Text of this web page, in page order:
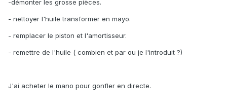
-démonter les grosse pièces.
- nettoyer l'huile transformer en mayo.
- remplacer le piston et l'amortisseur.
- remettre de l'huile ( combien et par ou je l'introduit ?)
J'ai acheter le mano pour gonfler en directe.